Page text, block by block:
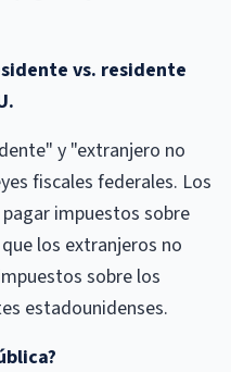
vs. residente
y "extranjero no
fiscales federales. Los
impuestos sobre
los extranjeros no
sobre los
estadounidenses.